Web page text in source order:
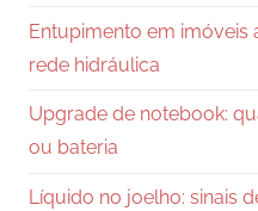
Entupimento em imóveis
rede hidráulica
Upgrade de notebook:
ou bateria
Líquido no joelho: sinais